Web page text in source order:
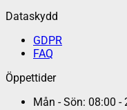
Dataskydd
GDPR
FAQ
Öppettider
Mån - Sön: 08:00 -